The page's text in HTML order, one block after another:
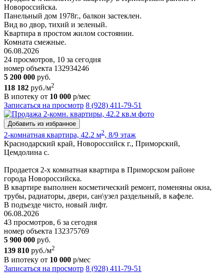
Новороссийска.
Панельный дом 1978г., балкон застеклен.
Вид во двор, тихий и зеленый.
Квартира в простом жилом состоянии.
Комната смежные.
06.08.2026
24 просмотров, 10 за сегодня
номер объекта 132934246
5 200 000 руб.
118 182 руб./м2
В ипотеку от 10 000 р/мес
Записаться на просмотр 8 (928) 411-79-51
Добавить из избранное
2-комнатная квартира, 42.2 м2, 8/9 этаж
Краснодарский край, Новороссийск г., Приморский,
Цемдолина с.
Продается 2-х комнатная квартира в Приморском районе
города Новороссийска.
В квартире выполнен косметический ремонт, поменяны окна,
трубы, радиаторы, двери, сан\узел раздельный, в кафеле.
В подъезде чисто, новый лифт.
06.08.2026
43 просмотров, 6 за сегодня
номер объекта 132375769
5 900 000 руб.
139 810 руб./м2
В ипотеку от 10 000 р/мес
Записаться на просмотр 8 (928) 411-79-51